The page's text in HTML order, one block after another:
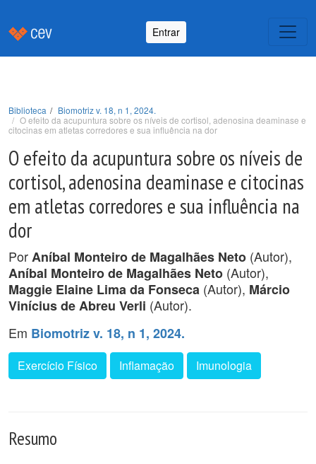
Entrar
Biblioteca
Biomotriz v. 18, n 1, 2024.
O efeito da acupuntura sobre os níveis de cortisol, adenosina deaminase e
citocinas em atletas corredores e sua influência na dor
O efeito da acupuntura sobre os níveis de
cortisol, adenosina deaminase e citocinas
em atletas corredores e sua influência na
dor
PorAníbal Monteiro de Magalhães Neto (Autor),
Aníbal Monteiro de Magalhães Neto (Autor),
Maggie Elaine Lima da Fonseca (Autor), Márcio
Vinícius de Abreu Verli (Autor).
Em Biomotriz v. 18, n 1, 2024.
Exercício Físico Inflamação Imunologia
Resumo